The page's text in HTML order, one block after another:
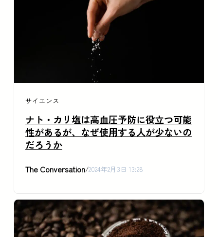
サイエンス
ナト・カリ塩は高血圧予防に役立つ可能
性があるが、なぜ使用する人が少ないの
だろうか
The Conversation/2024年2月3日 13:28